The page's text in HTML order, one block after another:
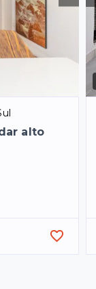
alto